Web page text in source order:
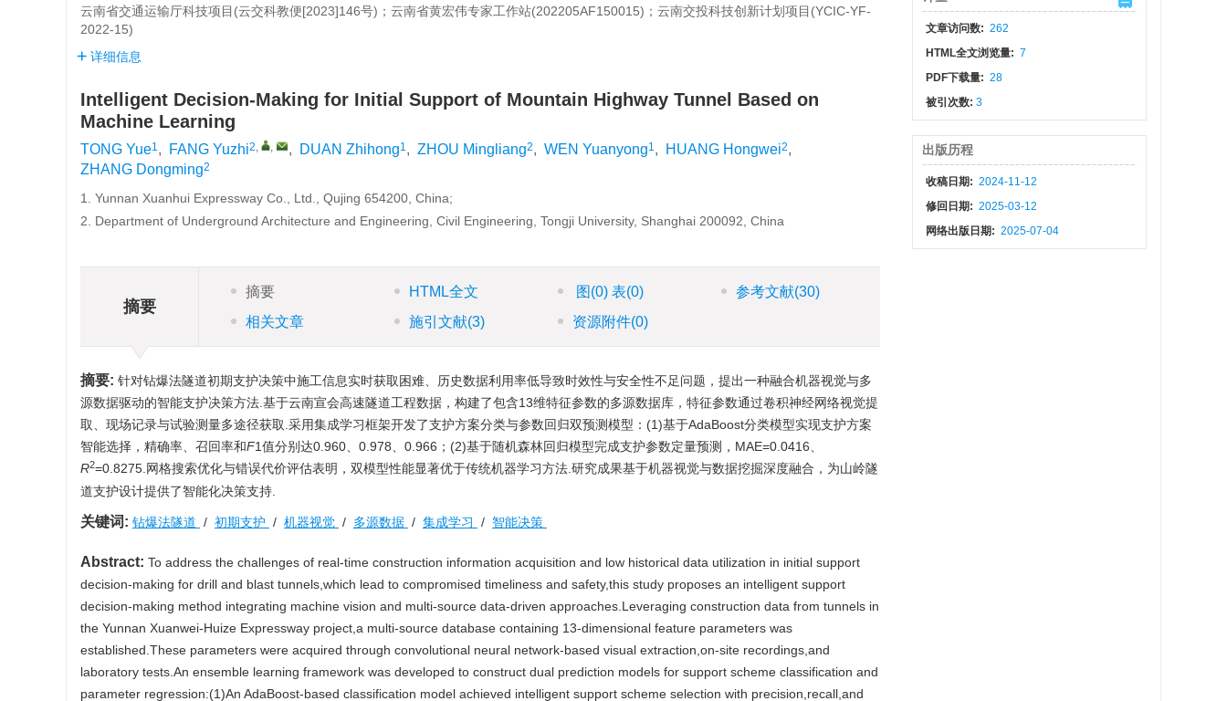
云南省交通运输厅科技项目(云交科教便[2023]146号)；云南省黄宏伟专家工作站(202205AF150015)；云南交投科技创新计划项目(YCIC-YF-
2022-15)
详细信息
Intelligent Decision-Making for Initial Support of Mountain Highway Tunnel Based on
Machine Learning
TONG Yue1, FANG Yuzhi2, , , DUAN Zhihong1, ZHOU Mingliang2, WEN Yuanyong1, HUANG Hongwei2,
ZHANG Dongming2
1. Yunnan Xuanhui Expressway Co., Ltd., Qujing 654200, China;
2. Department of Underground Architecture and Engineering, Civil Engineering, Tongji University, Shanghai 200092, China
摘要
摘要 HTML全文 图 (0) 表(0) 参考文献(30)
相关文章
施引文献(3) 资源附件(0)
摘要: 针对钻爆法隧道初期支护决策中施工信息实时获取困难、历史数据利用率低导致时效性与安全性不足问题，提出一种融合机器视觉与多
源数据驱动的智能支护决策方法.基于云南宣会高速隧道工程数据，构建了包含13维特征参数的多源数据库，特征参数通过卷积神经网络视觉提
取、现场记录与试验测量多途径获取.采用集成学习框架开发了支护方案分类与参数回归双预测模型：(1)基于AdaBoost分类模型实现支护方案
智能选择，精确率、召回率和F1值分别达0.960、0.978、0.966；(2)基于随机森林回归模型完成支护参数定量预测，MAE=0.0416、
R2=0.8275.网格搜索优化与错误代价评估表明，双模型性能显著优于传统机器学习方法.研究成果基于机器视觉与数据挖掘深度融合，为山岭隧
道支护设计提供了智能化决策支持.
关键词: 钻爆法隧道 / 初期支护 / 机器视觉 / 多源数据 / 集成学习 / 智能决策
Abstract: To address the challenges of real-time construction information acquisition and low historical data utilization in initial support
decision-making for drill and blast tunnels,which lead to compromised timeliness and safety,this study proposes an intelligent support
decision-making method integrating machine vision and multi-source data-driven approaches.Leveraging construction data from tunnels in
the Yunnan Xuanwei-Huize Expressway project,a multi-source database containing 13-dimensional feature parameters was
established.These parameters were acquired through convolutional neural network-based visual extraction,on-site recordings,and
laboratory tests.An ensemble learning framework was developed to construct dual prediction models for support scheme classification and
parameter regression:(1)An AdaBoost-based classification model achieved intelligent support scheme selection with precision,recall,and
文章访问数: 262
HTML全文浏览量: 7
PDF下载量: 28
被引次数:3
出版历程
收稿日期: 2024-11-12
修回日期: 2025-03-12
网络出版日期: 2025-07-04